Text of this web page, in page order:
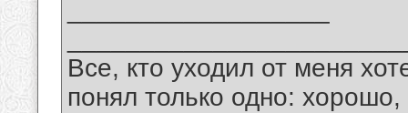
Все, кто уходил от меня
понял только одно: